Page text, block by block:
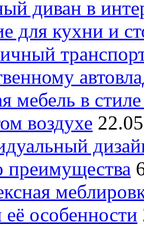
диван в
для кухни и
мебель в
воздухе
преимущества
особенности